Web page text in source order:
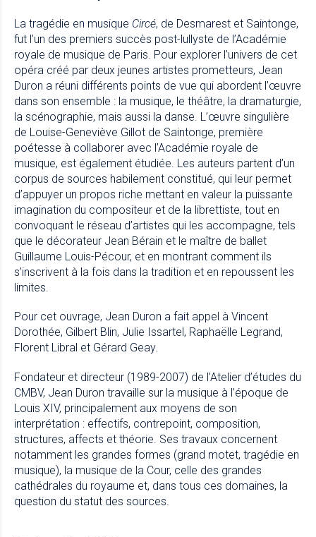
La tragédie en musique Circé, de Desmarest et Saintonge,
fut l’un des premiers succès post-lullyste de l’Académie
royale de musique de Paris. Pour explorer l’univers de cet
opéra créé par deux jeunes artistes prometteurs, Jean
Duron a réuni différents points de vue qui abordent l’œuvre
dans son ensemble : la musique, le théâtre, la dramaturgie,
la scénographie, mais aussi la danse. L’œuvre singulière
de Louise-Geneviève Gillot de Saintonge, première
poétesse à collaborer avec l’Académie royale de
musique, est également étudiée. Les auteurs partent d’un
corpus de sources habilement constitué, qui leur permet
d’appuyer un propos riche mettant en valeur la puissante
imagination du compositeur et de la librettiste, tout en
convoquant le réseau d’artistes qui les accompagne, tels
que le décorateur Jean Bérain et le maître de ballet
Guillaume Louis-Pécour, et en montrant comment ils
s’inscrivent à la fois dans la tradition et en repoussent les
limites.
Pour cet ouvrage, Jean Duron a fait appel à Vincent
Dorothée, Gilbert Blin, Julie Issartel, Raphaëlle Legrand,
Florent Libral et Gérard Geay.
Fondateur et directeur (1989-2007) de l’Atelier d’études du
CMBV, Jean Duron travaille sur la musique à l’époque de
Louis XIV, principalement aux moyens de son
interprétation : effectifs, contrepoint, composition,
structures, affects et théorie. Ses travaux concernent
notamment les grandes formes (grand motet, tragédie en
musique), la musique de la Cour, celle des grandes
cathédrales du royaume et, dans tous ces domaines, la
question du statut des sources.